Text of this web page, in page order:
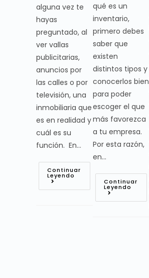
alguna vez te
hayas
preguntado, al
ver vallas
publicitarias,
anuncios por
las calles o por
televisión, una
inmobiliaria que
es en realidad y
cuál es su
función. En…
Continuar
Leyendo
qué es un
inventario,
primero debes
saber que
existen
distintos tipos y
conocerlos bien
para poder
escoger el que
más favorezca
a tu empresa.
Por esta razón,
en…
Continuar
Leyendo